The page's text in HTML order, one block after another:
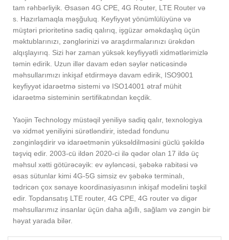
tam rəhbərliyik. Əsasən 4G CPE, 4G Router, LTE Router və
s. Hazırlamaqla məşğuluq. Keyfiyyət yönümlülüyünə və
müştəri prioritetinə sadiq qalırıq, işgüzar əməkdaşlıq üçün
məktublarınızı, zənglərinizi və araşdırmalarınızı ürəkdən
alqışlayırıq. Sizi hər zaman yüksək keyfiyyətli xidmətlərimizlə
təmin edirik. Uzun illər davam edən səylər nəticəsində
məhsullarımızı inkişaf etdirməyə davam edirik, ISO9001
keyfiyyət idarəetmə sistemi və ISO14001 ətraf mühit
idarəetmə sisteminin sertifikatından keçdik.
Yaojin Technology müstəqil yeniliyə sadiq qalır, texnologiya
və xidmət yeniliyini sürətləndirir, istedad fondunu
zənginləşdirir və idarəetmənin yüksəldilməsini güclü şəkildə
təşviq edir. 2003-cü ildən 2020-ci ilə qədər olan 17 ildə üç
məhsul xətti götürəcəyik: ev əyləncəsi, şəbəkə rabitəsi və
əsas sütunlar kimi 4G-5G simsiz ev şəbəkə terminalı,
tədricən çox sənaye koordinasiyasının inkişaf modelini təşkil
edir. Topdansatış LTE router, 4G CPE, 4G router və digər
məhsullarımız insanlar üçün daha ağıllı, sağlam və zəngin bir
həyat yarada bilər.